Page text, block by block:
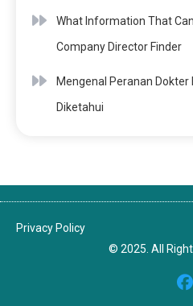
What Information That
Company Director Finder
Mengenal Peranan Dokter
Diketahui
Privacy Policy